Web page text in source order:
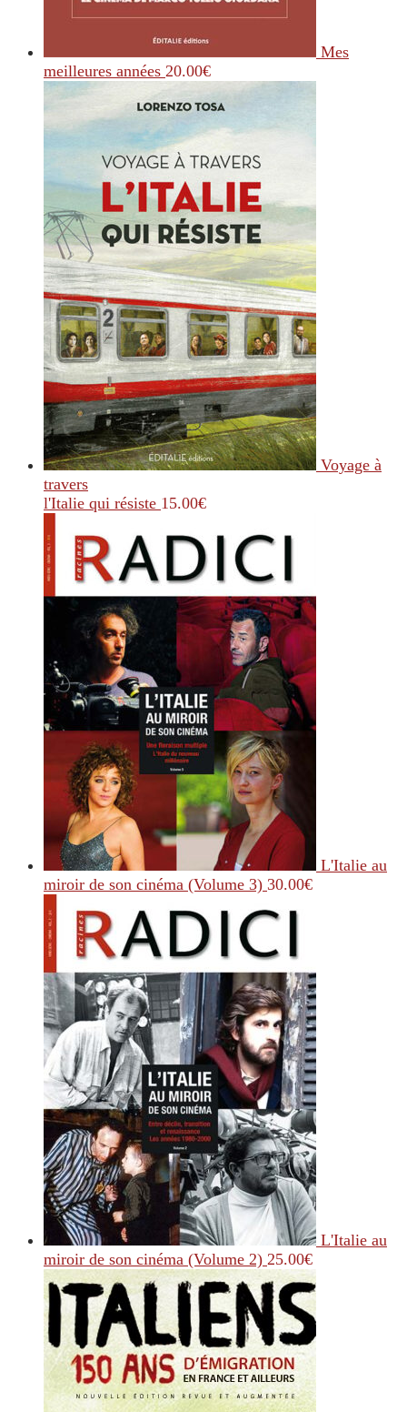
Mes
meilleures années 20.00€
Voyage à
travers
l'Italie qui résiste 15.00€
L'Italie au
miroir de son cinéma (Volume 3) 30.00€
L'Italie au
miroir de son cinéma (Volume 2) 25.00€